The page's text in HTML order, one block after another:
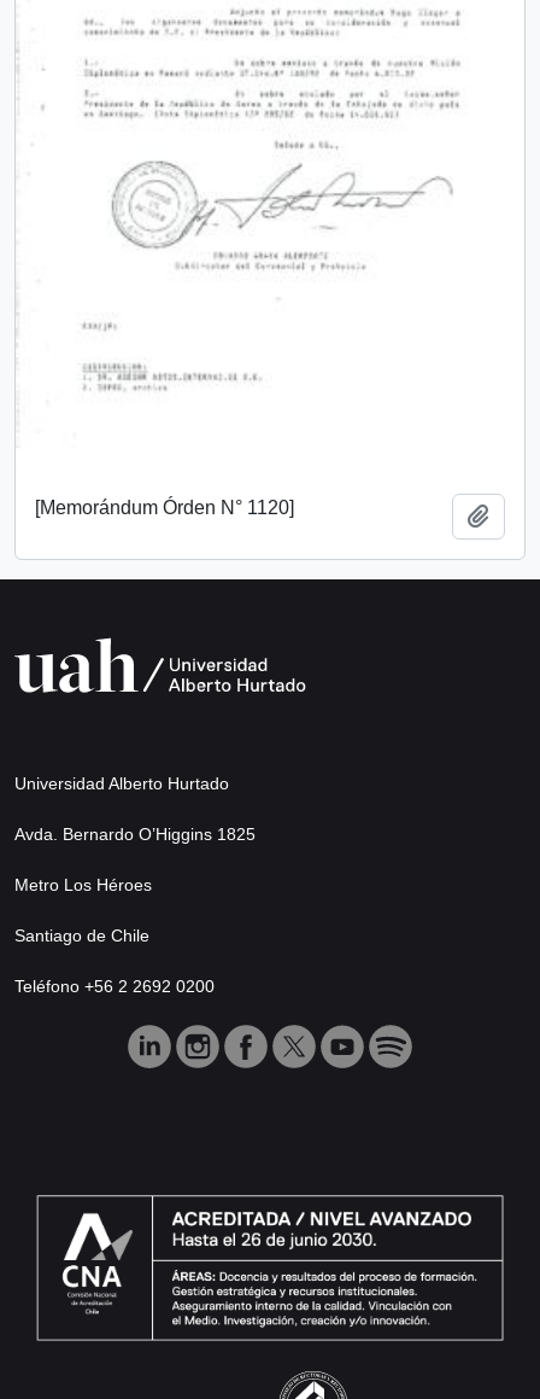
[Memorándum Órden N° 1120]
Universidad Alberto Hurtado
Avda. Bernardo O’Higgins 1825
Metro Los Héroes
Santiago de Chile
Teléfono +56 2 2692 0200